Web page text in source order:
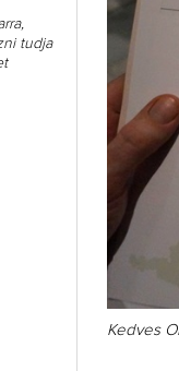
tudja
Kedves